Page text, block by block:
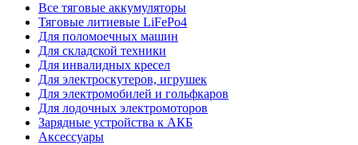
Все тяговые аккумуляторы
Тяговые литиевые LiFePo4
Для поломоечных машин
Для складской техники
Для инвалидных кресел
Для электроскутеров, игрушек
Для электромобилей и гольфкаров
Для лодочных электромоторов
Зарядные устройства к АКБ
Аксессуары